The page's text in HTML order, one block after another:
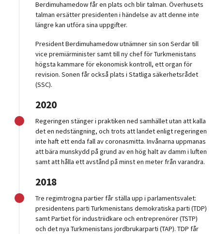
Berdimuhamedow får en plats och blir talman. Överhusets
talman ersätter presidenten i händelse av att denne inte
längre kan utföra sina uppgifter.
President Berdimuhamedow utnämner sin son Serdar till
vice premiärminister samt till ny chef för Turkmenistans
högsta kammare för ekonomisk kontroll, ett organ för
revision. Sonen får också plats i Statliga säkerhetsrådet
(SSC).
2020
Regeringen stänger i praktiken ned samhället utan att kalla
det en nedstängning, och trots att landet enligt regeringen
inte haft ett enda fall av coronasmitta. Invånarna uppmanas
att bära munskydd på grund av en hög halt av damm i luften
samt att hålla ett avstånd på minst en meter från varandra.
2018
Tre regimtrogna partier får ställa upp i parlamentsvalet:
presidentens parti Turkmenistans demokratiska parti (TDP)
samt Partiet för industriidkare och entreprenörer (TSTP)
och det nya Turkmenistans jordbrukarparti (TAP). TDP får